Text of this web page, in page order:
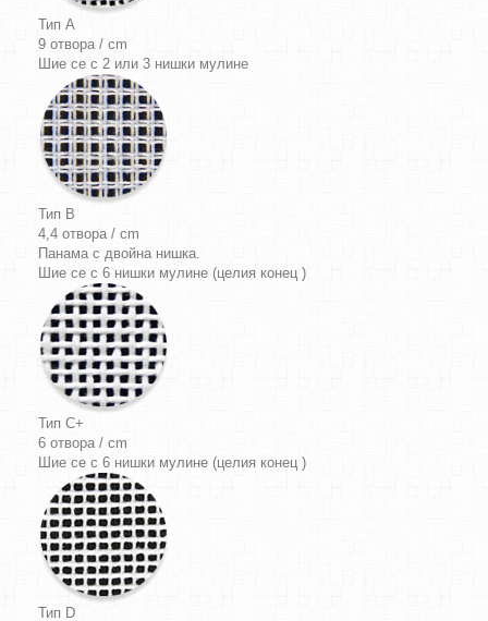
Тип A
9 отвора / cm
Шие се с 2 или 3 нишки мулине
Тип B
4,4 отвора / cm
Панама с двойна нишка.
Шие се с 6 нишки мулине (целия конец )
Тип C+
6 отвора / cm
Шие се с 6 нишки мулине (целия конец )
Тип D